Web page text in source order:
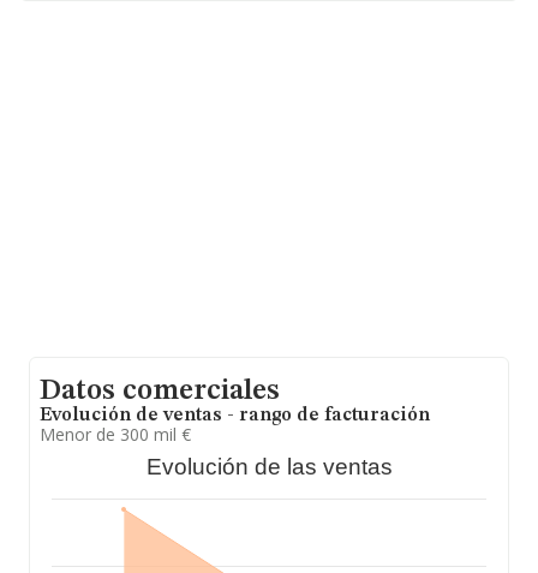
Datos comerciales
Evolución de ventas - rango de facturación
Menor de 300 mil €
Evolución de las ventas